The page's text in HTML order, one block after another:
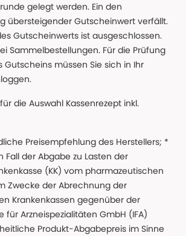
gelegt werden. Ein den
übersteigender Gutscheinwert verfällt.
Gutscheinwerts ist ausgeschlossen.
Sammelbestellungen. Für die Prüfung
Gutscheins müssen Sie sich in Ihr
die Auswahl Kassenrezept inkl.
Preisempfehlung des Herstellers; *
Fall der Abgabe zu Lasten der
(KK) vom pharmazeutischen
Zwecke der Abrechnung der
Krankenkassen gegenüber der
für Arzneispezialitäten GmbH (IFA)
Produkt-Abgabepreis im Sinne